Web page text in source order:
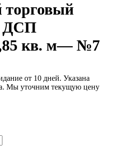
ДСП
кв. м— №7
от 10 дней. Указана
Мы уточним текущую цену